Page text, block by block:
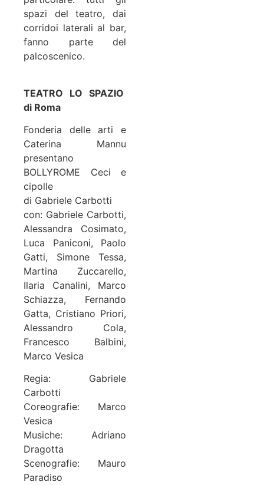
spazi del teatro, dai
corridoi laterali al bar,
fanno parte del
palcoscenico.
TEATRO LO SPAZIO
di Roma
Fonderia delle arti e
Caterina Mannu
presentano
BOLLYROME Ceci e
cipolle
di Gabriele Carbotti
con: Gabriele Carbotti,
Alessandra Cosimato,
Luca Paniconi, Paolo
Gatti, Simone Tessa,
Martina Zuccarello,
Ilaria Canalini, Marco
Schiazza, Fernando
Gatta, Cristiano Priori,
Alessandro Cola,
Francesco Balbini,
Marco Vesica
Regia: Gabriele
Carbotti
Coreografie: Marco
Vesica
Musiche: Adriano
Dragotta
Scenografie: Mauro
Paradiso